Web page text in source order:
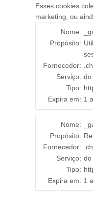
Esses cookies
marketing, ou
Nome:
Propósito:
Fornecedor:
Serviço: do
Tipo:
Expira em: 1
Nome:
Propósito:
Fornecedor:
Serviço: do
Tipo:
Expira em: 1